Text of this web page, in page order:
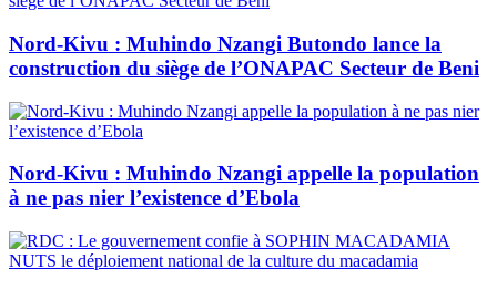
Nord-Kivu : Muhindo Nzangi Butondo lance la
construction du siège de l’ONAPAC Secteur de Beni
Nord-Kivu : Muhindo Nzangi appelle la population
à ne pas nier l’existence d’Ebola